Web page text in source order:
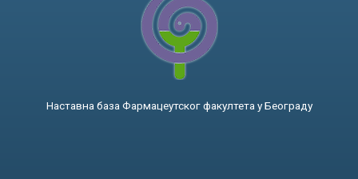
Наставна база Фармацеутског факултета у Београду